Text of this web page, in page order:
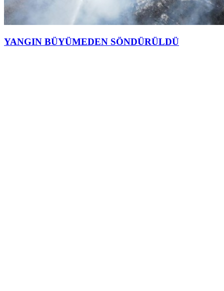
YANGIN BÜYÜMEDEN SÖNDÜRÜLDÜ